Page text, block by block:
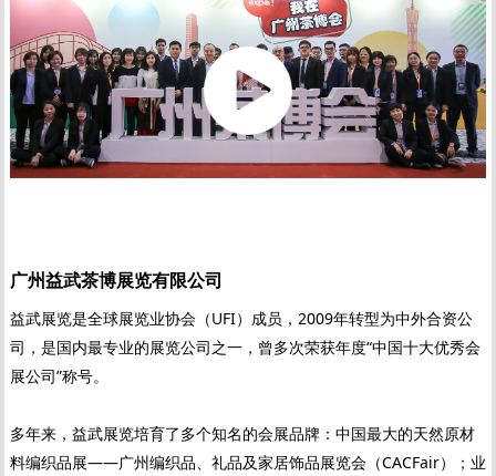
广州益武茶博展览有限公司
益武展览是全球展览业协会（UFI）成员，2009年转型为中外合资公
司，是国内最专业的展览公司之一，曾多次荣获年度“中国十大优秀会
展公司”称号。
多年来，益武展览培育了多个知名的会展品牌：中国最大的天然原材
料编织品展——广州编织品、礼品及家居饰品展览会（CACFair）；业